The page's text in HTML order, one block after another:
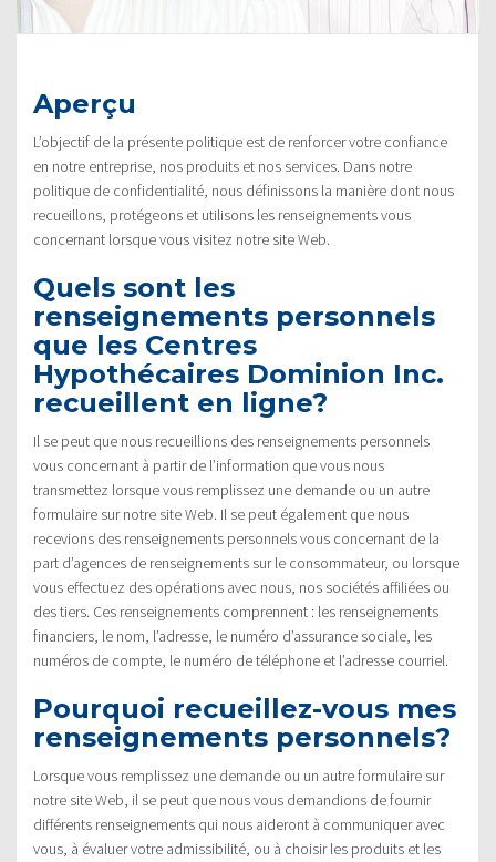
Aperçu
L’objectif de la présente politique est de renforcer votre confiance
en notre entreprise, nos produits et nos services. Dans notre
politique de confidentialité, nous définissons la manière dont nous
recueillons, protégeons et utilisons les renseignements vous
concernant lorsque vous visitez notre site Web.
Quels sont les
renseignements personnels
que les Centres
Hypothécaires Dominion Inc.
recueillent en ligne?
Il se peut que nous recueillions des renseignements personnels
vous concernant à partir de l’information que vous nous
transmettez lorsque vous remplissez une demande ou un autre
formulaire sur notre site Web. Il se peut également que nous
recevions des renseignements personnels vous concernant de la
part d’agences de renseignements sur le consommateur, ou lorsque
vous effectuez des opérations avec nous, nos sociétés affiliées ou
des tiers. Ces renseignements comprennent : les renseignements
financiers, le nom, l’adresse, le numéro d’assurance sociale, les
numéros de compte, le numéro de téléphone et l’adresse courriel.
Pourquoi recueillez-vous mes
renseignements personnels?
Lorsque vous remplissez une demande ou un autre formulaire sur
notre site Web, il se peut que nous vous demandions de fournir
différents renseignements qui nous aideront à communiquer avec
vous, à évaluer votre admissibilité, ou à choisir les produits et les